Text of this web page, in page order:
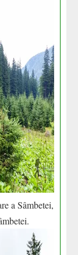
a Sâmbetei,